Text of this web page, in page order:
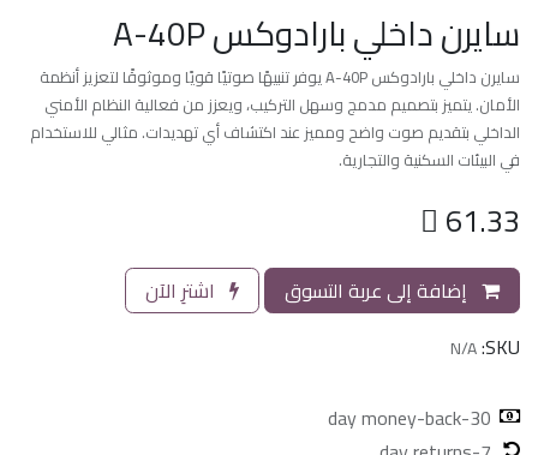
سايرن داخلي بارادوكس A-40P
سايرن داخلي بارادوكس A-40P يوفر تنبيهًا صوتيًا قويًا وموثوقًا لتعزيز أنظمة
الأمان. يتميز بتصميم مدمج وسهل التركيب، ويعزز من فعالية النظام الأمني
الداخلي بتقديم صوت واضح ومميز عند اكتشاف أي تهديدات. مثالي للاستخدام
في البيئات السكنية والتجارية.
61.33
إضافة إلى عربة التسوق
اشترِ الآن
SKU:
N/A
30-day money-back